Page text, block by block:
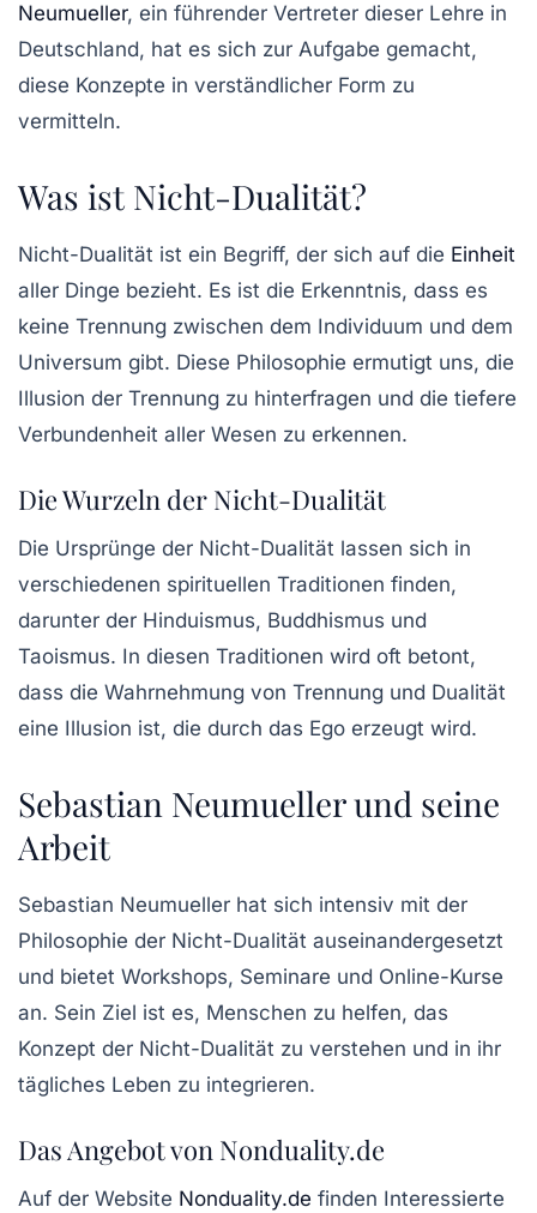
Neumueller, ein führender Vertreter dieser Lehre in
Deutschland, hat es sich zur Aufgabe gemacht,
diese Konzepte in verständlicher Form zu
vermitteln.
Was ist Nicht-Dualität?
Nicht-Dualität ist ein Begriff, der sich auf die Einheit
aller Dinge bezieht. Es ist die Erkenntnis, dass es
keine Trennung zwischen dem Individuum und dem
Universum gibt. Diese Philosophie ermutigt uns, die
Illusion der Trennung zu hinterfragen und die tiefere
Verbundenheit aller Wesen zu erkennen.
Die Wurzeln der Nicht-Dualität
Die Ursprünge der Nicht-Dualität lassen sich in
verschiedenen spirituellen Traditionen finden,
darunter der Hinduismus, Buddhismus und
Taoismus. In diesen Traditionen wird oft betont,
dass die Wahrnehmung von Trennung und Dualität
eine Illusion ist, die durch das Ego erzeugt wird.
Sebastian Neumueller und seine
Arbeit
Sebastian Neumueller hat sich intensiv mit der
Philosophie der Nicht-Dualität auseinandergesetzt
und bietet Workshops, Seminare und Online-Kurse
an. Sein Ziel ist es, Menschen zu helfen, das
Konzept der Nicht-Dualität zu verstehen und in ihr
tägliches Leben zu integrieren.
Das Angebot von Nonduality.de
Auf der Website Nonduality.de finden Interessierte